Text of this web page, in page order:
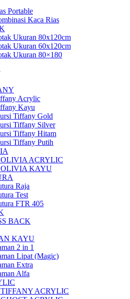
Portable
Kaca Rias
Ukuran 80x120cm
Ukuran 60x120cm
Ukuran 80×180
Acrylic
Kayu
Tiffany Gold
Tiffany Silver
Tiffany Hitam
Tiffany Putih
ACRYLIC
KAYU
Raja
Test
FTR 405
BACK
KAYU
2 in 1
Lipat (Magic)
Extra
Alfa
ACRYLIC